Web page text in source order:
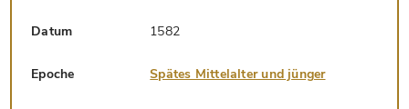
Datum 1582
Epoche Spätes Mittelalter und jünger